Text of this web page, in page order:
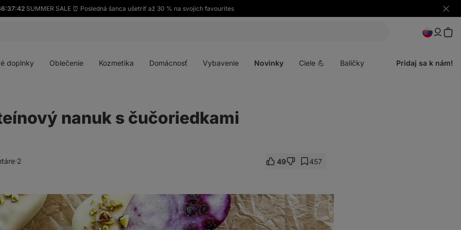
SUMMER SALE ⏰ Posledná šanca ušetriť až 30 % na svojich favourites
Skryť
doplnky Oblečenie Kozmetika Domácnosť Vybavenie Novinky Ciele 💪 Balíčky Pridaj sa k nám!
nanuk s čučoriedkami
2 49 457